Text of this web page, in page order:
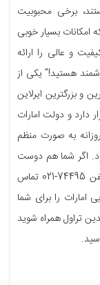
برخی محبوبیت
امکانات بسیار خوبی
و عالی را ارائه
هستید!" یکی از
و بزرگترین ایرلاین
دارد و دولت امارات
به صورت منظم
اگر شما هم دوست
دارید با این ایرلاین سفر کنید، کافیست با شماره تلفن 74495-021 تماس
امارات را برای شما
تراول همراه شوید